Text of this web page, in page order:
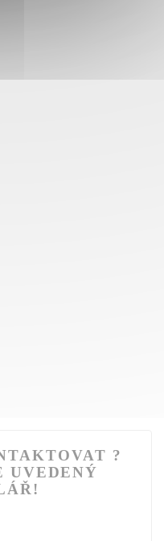
?
UVEDENÝ